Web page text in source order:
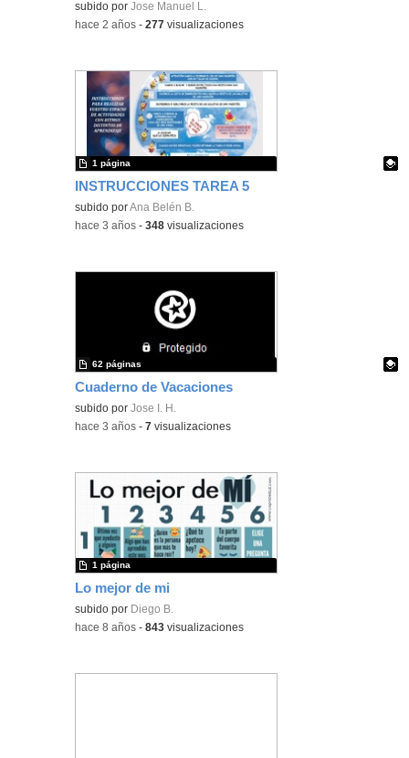
Contenido educativo.
subido porJose Manuel L.
-hace 2 años -277 visualizaciones
INSTRUCCIONES TAREA 5
Contenido educativo.
subido porAna Belén B.
1 página
-hace 3 años -348 visualizaciones
Cuaderno de Vacaciones
Contenido educativo.
subido porJose I. H.
62 páginas
-hace 3 años -7 visualizaciones
Lo mejor de mi
subido por Diego B.
1 página
-hace 8 años -843 visualizaciones